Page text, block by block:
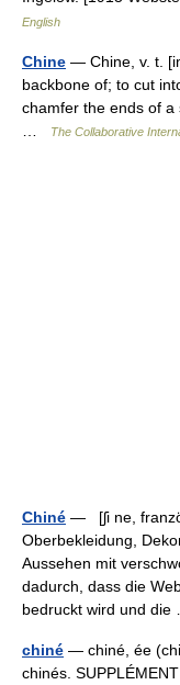
English
Chine — Chine, v. t.
backbone of; to cut
chamfer the ends of
The Collaborative
Chiné — [ʃi ne,
Oberbekleidung,
Aussehen mit
dadurch, dass die
bedruckt wird und
chiné — chiné, ée
chinés.